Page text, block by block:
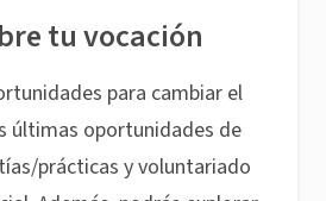
tu vocación
para cambiar el
últimas oportunidades de
prácticas y voluntariado